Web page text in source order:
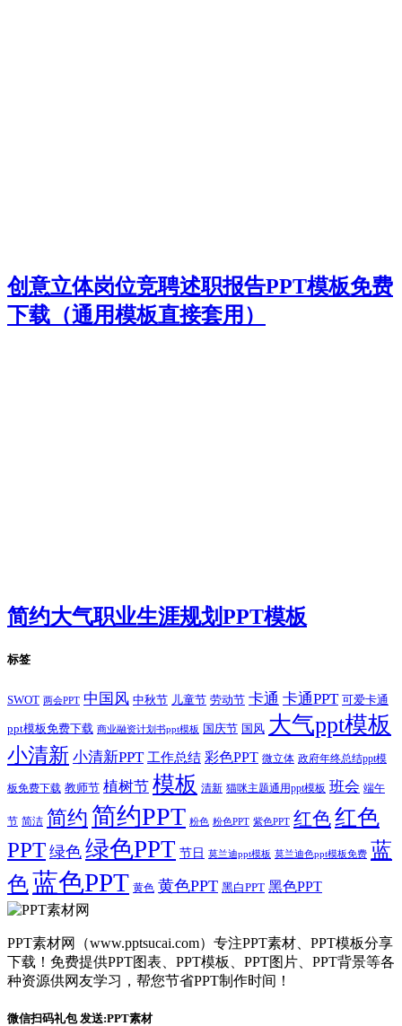
创意立体岗位竞聘述职报告PPT模板免费
下载（通用模板直接套用）
简约大气职业生涯规划PPT模板
标签
SWOT 两会PPT 中国风 中秋节 儿童节 劳动节 卡通 卡通PPT 可爱卡通
ppt模板免费下载 商业融资计划书ppt模板 国庆节 国风 大气ppt模板
小清新 小清新PPT 工作总结 彩色PPT 微立体 政府年终总结ppt模
板免费下载 教师节 植树节 模板 清新 猫咪主题通用ppt模板 班会 端午
节 简洁 简约 简约PPT 粉色 粉色PPT 紫色PPT 红色红色
PPT 绿色 绿色PPT 节日 莫兰迪ppt模板 莫兰迪色ppt模板免费 蓝
色蓝色PPT 黄色 黄色PPT 黑白PPT 黑色PPT
PPT素材网（www.pptsucai.com）专注PPT素材、PPT模板分享
下载！免费提供PPT图表、PPT模板、PPT图片、PPT背景等各
种资源供网友学习，帮您节省PPT制作时间！
微信扫码礼包 发送:PPT素材